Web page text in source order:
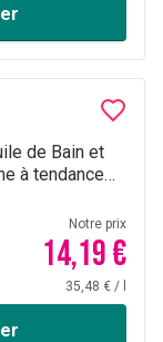
de Bain et
à tendance
Notre prix
14,19 €
35,48 € /